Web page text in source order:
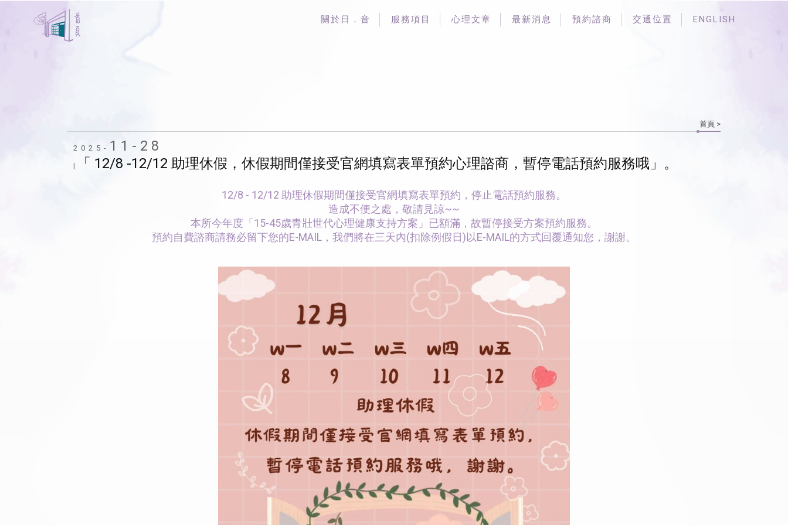
關於日．音 服務項目 心理文章 最新消息 預約諮商 交通位置 ENGLISH
首頁>
2025- 11-28
| 「 12/8 -12/12 助理休假，休假期間僅接受官網填寫表單預約心理諮商，暫停電話預約服務哦」。
12/8 - 12/12 助理休假期間僅接受官網填寫表單預約，停止電話預約服務。
造成不便之處，敬請見諒~~
本所今年度「15-45歲青壯世代心理健康支持方案」已額滿，故暫停接受方案預約服務。
預約自費諮商請務必留下您的E-MAIL，我們將在三天內(扣除例假日)以E-MAIL的方式回覆通知您，謝謝。